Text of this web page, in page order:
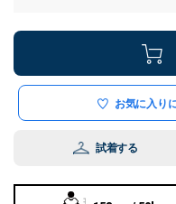
お気に入り
試着する